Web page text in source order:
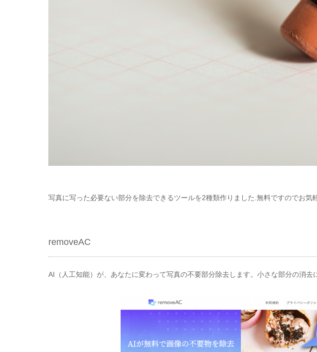
写真に写った必要ない部分を除去できるツールを2種類作りました.無料ですのでお気
removeAC
AI（人工知能）が、あなたに変わって写真の不要部分除去します。小さな部分の消去